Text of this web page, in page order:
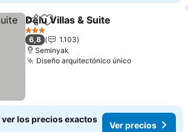
CompartirAgregar a favoritos
Delu Villas & Suite
3 Estrellas
6,8
1.103
Seminyak
Diseño arquitectónico únicoVer precios
los precios exactos
Ver precios